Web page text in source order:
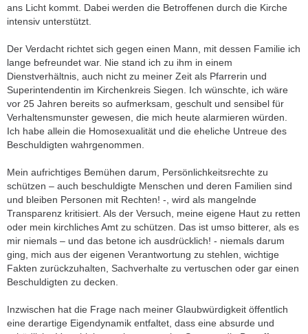
ans Licht kommt. Dabei werden die Betroffenen durch die Kirche
intensiv unterstützt.
Der Verdacht richtet sich gegen einen Mann, mit dessen Familie ich
lange befreundet war. Nie stand ich zu ihm in einem
Dienstverhältnis, auch nicht zu meiner Zeit als Pfarrerin und
Superintendentin im Kirchenkreis Siegen. Ich wünschte, ich wäre
vor 25 Jahren bereits so aufmerksam, geschult und sensibel für
Verhaltensmunster gewesen, die mich heute alarmieren würden.
Ich habe allein die Homosexualität und die eheliche Untreue des
Beschuldigten wahrgenommen.
Mein aufrichtiges Bemühen darum, Persönlichkeitsrechte zu
schützen – auch beschuldigte Menschen und deren Familien sind
und bleiben Personen mit Rechten! -, wird als mangelnde
Transparenz kritisiert. Als der Versuch, meine eigene Haut zu retten
oder mein kirchliches Amt zu schützen. Das ist umso bitterer, als es
mir niemals – und das betone ich ausdrücklich! - niemals darum
ging, mich aus der eigenen Verantwortung zu stehlen, wichtige
Fakten zurückzuhalten, Sachverhalte zu vertuschen oder gar einen
Beschuldigten zu decken.
Inzwischen hat die Frage nach meiner Glaubwürdigkeit öffentlich
eine derartige Eigendynamik entfaltet, dass eine absurde und